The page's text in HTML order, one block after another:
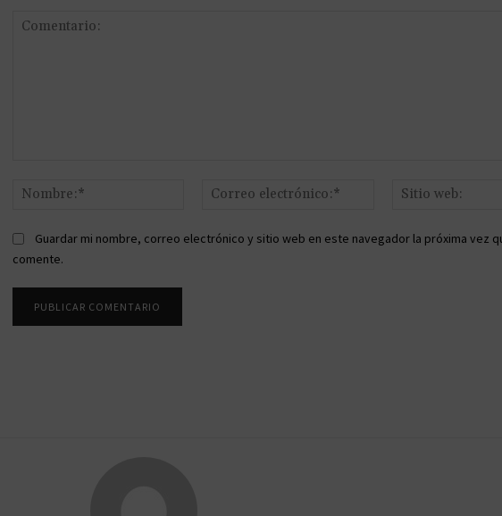
Nombre:*
Correo
Guardar mi nombre, correo electrónico y sitio web en este navegador la próxima vez
comente.